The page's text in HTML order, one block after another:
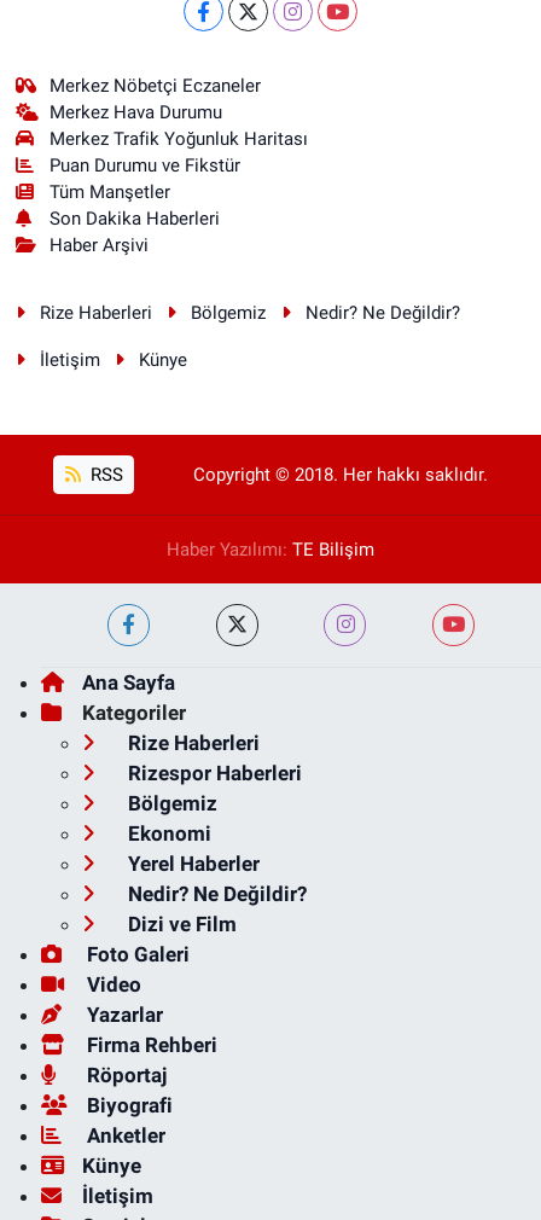
Merkez Nöbetçi Eczaneler
Merkez Hava Durumu
Merkez Trafik Yoğunluk Haritası
Puan Durumu ve Fikstür
Tüm Manşetler
Son Dakika Haberleri
Haber Arşivi
Rize Haberleri Bölgemiz Nedir? Ne Değildir?
İletişim Künye
RSS Copyright © 2018. Her hakkı saklıdır.
Haber Yazılımı: TE Bilişim
Ana Sayfa
Kategoriler
Rize Haberleri
Rizespor Haberleri
Bölgemiz
Ekonomi
Yerel Haberler
Nedir? Ne Değildir?
Dizi ve Film
Foto Galeri
Video
Yazarlar
Firma Rehberi
Röportaj
Biyografi
Anketler
Künye
İletişim